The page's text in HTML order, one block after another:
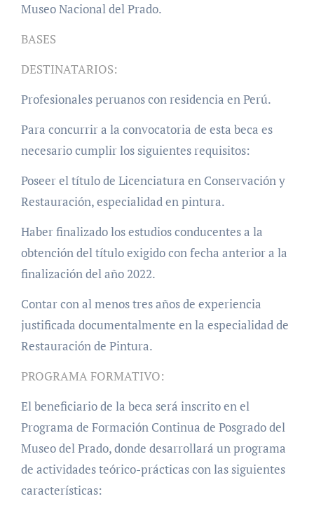
Museo Nacional del Prado.
BASES
DESTINATARIOS:
Profesionales peruanos con residencia en Perú.
Para concurrir a la convocatoria de esta beca es
necesario cumplir los siguientes requisitos:
Poseer el título de Licenciatura en Conservación y
Restauración, especialidad en pintura.
Haber finalizado los estudios conducentes a la
obtención del título exigido con fecha anterior a la
finalización del año 2022.
Contar con al menos tres años de experiencia
justificada documentalmente en la especialidad de
Restauración de Pintura.
PROGRAMA FORMATIVO:
El beneficiario de la beca será inscrito en el
Programa de Formación Continua de Posgrado del
Museo del Prado, donde desarrollará un programa
de actividades teórico-prácticas con las siguientes
características: